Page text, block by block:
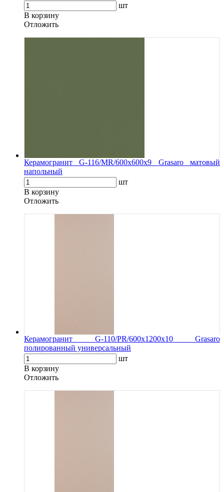
шт
В корзину
Oтложить
Керамогранит G-116/MR/600x600x9 Grasaro матовый
напольный
шт
В корзину
Oтложить
Керамогранит G-110/PR/600x1200x10 Grasaro
полированный универсальный
шт
В корзину
Oтложить